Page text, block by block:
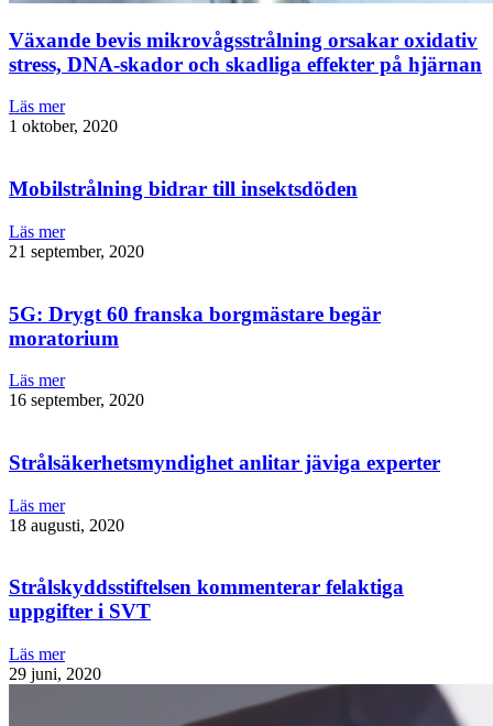
Växande bevis mikrovågsstrålning orsakar oxidativ
stress, DNA-skador och skadliga effekter på hjärnan
Läs mer
1 oktober, 2020
Mobilstrålning bidrar till insektsdöden
Läs mer
21 september, 2020
5G: Drygt 60 franska borgmästare begär
moratorium
Läs mer
16 september, 2020
Strålsäkerhetsmyndighet anlitar jäviga experter
Läs mer
18 augusti, 2020
Strålskyddsstiftelsen kommenterar felaktiga
uppgifter i SVT
Läs mer
29 juni, 2020